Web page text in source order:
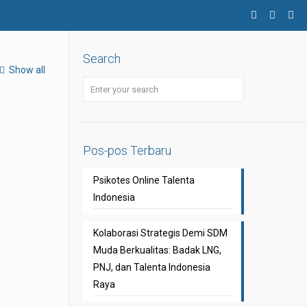
Show all
Search
Pos-pos Terbaru
Psikotes Online Talenta
Indonesia
Kolaborasi Strategis Demi SDM
Muda Berkualitas: Badak LNG,
PNJ, dan Talenta Indonesia
Raya